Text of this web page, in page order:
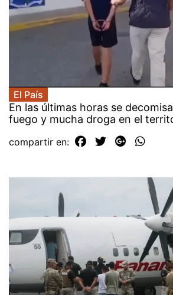
El País
En las últimas horas se
fuego y mucha droga en el
compartir en: